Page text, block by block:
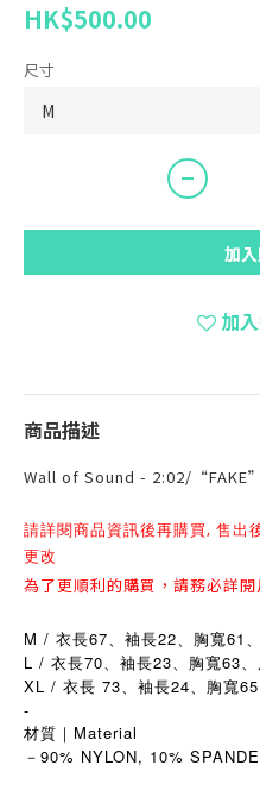
HK$500.00
尺寸
加
加
商品描述
Wall of Sound - 2:02/
請詳閱商品資訊後再購買, 售出
更改
為了更順利的購買，請務必詳
M / 衣長67、袖長22、胸寬61
L / 衣長70、袖長23、胸寬63
XL / 衣長 73、袖長24、胸寬
-
材質｜Material
－90% NYLON, 10%